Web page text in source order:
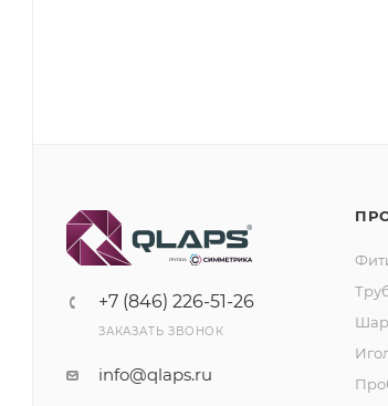
+7 (846) 226-51-26
ЗАКАЗАТЬ ЗВОНОК
info@qlaps.ru